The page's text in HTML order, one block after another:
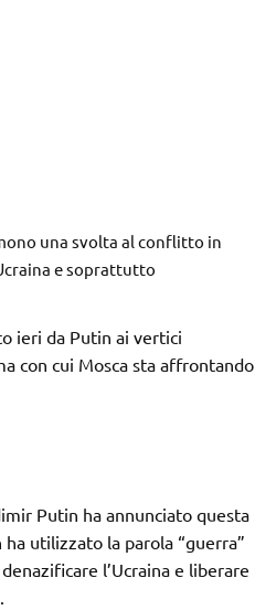
una svolta al conflitto in
e soprattutto
ieri da Putin ai vertici
con cui Mosca sta affrontando
Putin ha annunciato questa
utilizzato la parola “guerra”
l’Ucraina e liberare